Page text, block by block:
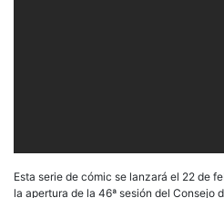
Esta serie de cómic se lanzará el 22 de
la apertura de la 46ª sesión del Consejo